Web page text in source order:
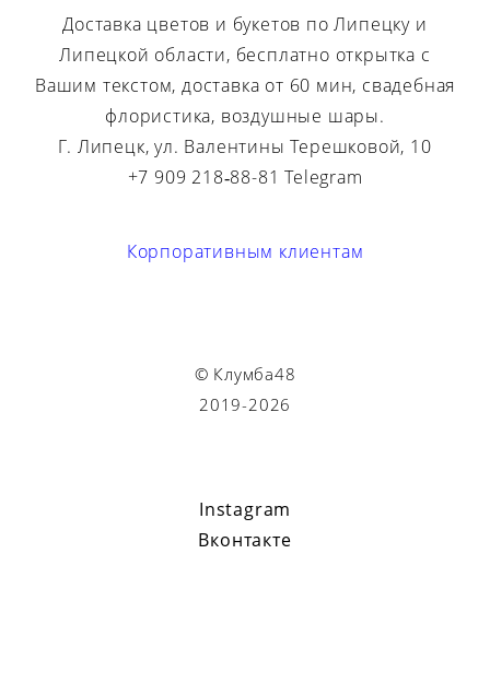
Доставка цветов и букетов по Липецку и
Липецкой области, бесплатно открытка с
Вашим текстом, доставка от 60 мин, свадебная
флористика, воздушные шары.
Г. Липецк, ул. Валентины Терешковой, 10
+7 909 218‑88-81 Telegram
Корпоративным клиентам
© Клумба48
2019-2026
Instagram
Вконтакте